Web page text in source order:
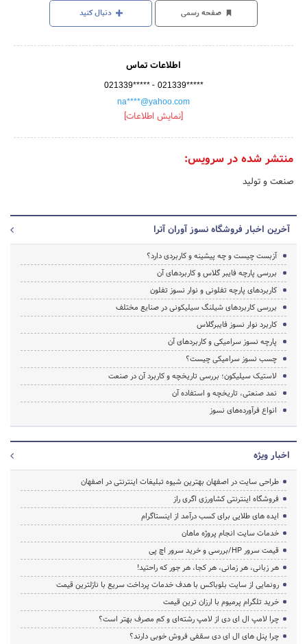
صفحه رسمی دنبال کنید
اطلاعات تماس
021339***** - 021339*****
na****@yahoo.com
[نمایش اطلاعات]
منتشر شده در سرویس:
صنعت و تولید
آخرین اخبار فروشگاه نسوز آوران آترا
آزبست چیست و چه پیشینه و کاربردی دارد؟
بررسی پارچه فایبر گلاس و کاربردهای آن
کاربردهای پارچه تفلونی و نوار نسوز تفلون
بررسی کاربردهای شیلنگ سیلیکونی در صنایع مختلف
کاربرد نوار نسوز فایبرگلاس
پارچه نسوز سرامیکی و کاربردهای آن
چسب نسوز سرامیکی چیست؟
لاستیک سیلیکون؛ بررسی تاریخچه و کاربرد آن در صنعت
نمد صنعتی، تاریخچه و استفاده آن
انواع فرآورده‌های نسوز
اخبار ویژه
طراحی سایت در اصفهان بهترین شیوه تبلیغات اینترنتی در اصفهان
فروشگاه اینترنتی کشاورزی اگری راز
ایده های طلایی برای کسب درآمد از اینستاگرام
خدمات سایت انجام پروژه ماهان
قیمت سرور HP/بررسی و خرید سرور اچ پی
هر زبانی، هر زمانی، هر کجا، هر جور که راحتید!
رونمایی از سایت بلوباکس با هدف خدمات پرداخت سریع با نازلترین قیمت
خرید تلگرام پرمیوم با ارزان ترین قیمت
چرا لامپ ال ای دی از لامپ رشته‌ای و کم مصرف بهتر است؟
چرا پنل های ال ای دی سقفی فروش خوبی دارند؟